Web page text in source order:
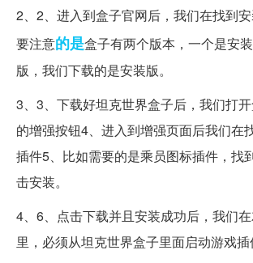
2、2、进入到盒子官网后，我们在找到
要注意的是盒子有两个版本，一个是安
版，我们下载的是安装版。
3、3、下载好坦克世界盒子后，我们打
的增强按钮4、进入到增强页面后我们在
插件5、比如需要的是乘员图标插件，找
击安装。
4、6、点击下载并且安装成功后，我们
里，必须从坦克世界盒子里面启动游戏插